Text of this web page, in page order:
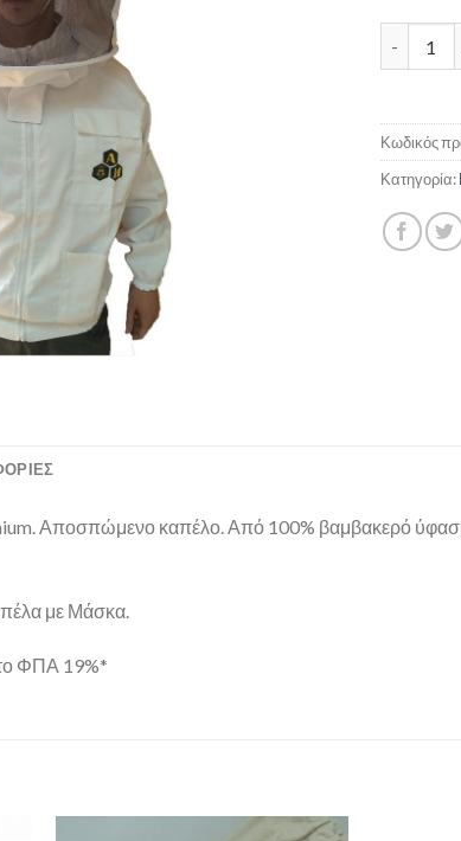
Κωδικός
Κατηγορία:
Αποσπώμενο καπέλο. Από 100% βαμβακερό ύφασμα
με Μάσκα.
ΦΠΑ 19%*